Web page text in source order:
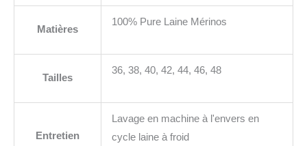
Matières
100% Pure Laine Mérinos
Tailles
36, 38, 40, 42, 44, 46, 48
Entretien
Lavage en machine à l'envers en
cycle laine à froid